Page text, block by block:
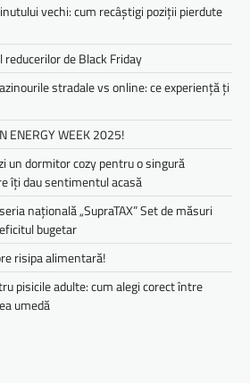
vechi: cum recâștigi poziții pierdute
de Black Friday
stradale vs online: ce experiență ți
ENERGY WEEK 2025!
un dormitor cozy pentru o singură
îți dau sentimentul acasă
națională „SupraTAX” Set de măsuri
bugetar
risipa alimentară!
pisicile adulte: cum alegi corect între
umedă